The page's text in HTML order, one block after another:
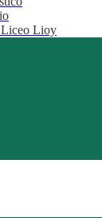
Liceo Lioy